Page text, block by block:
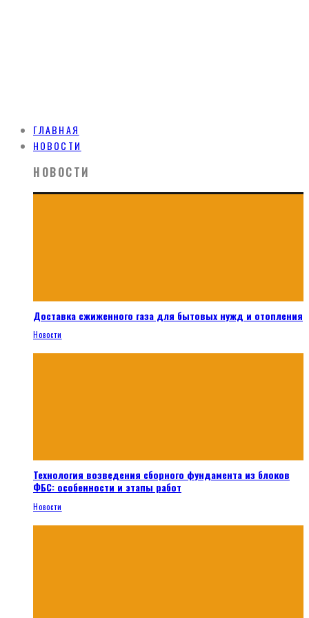
ГЛАВНАЯ
НОВОСТИ
НОВОСТИ
Доставка сжиженного газа для бытовых нужд и отопления
Новости
Технология возведения сборного фундамента из блоков
ФБС: особенности и этапы работ
Новости